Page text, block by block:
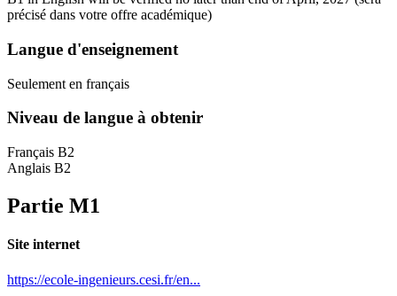
précisé dans votre offre académique)
Langue d'enseignement
Seulement en français
Niveau de langue à obtenir
Français B2
Anglais B2
Partie M1
Site internet
https://ecole-ingenieurs.cesi.fr/en...